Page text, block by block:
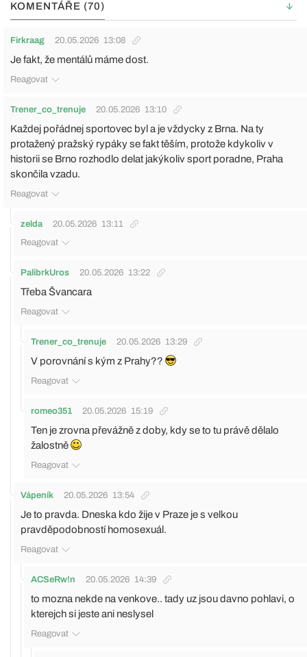
KOMENTÁŘE (70)
Firkraag 20.05.2026 13:08
Je fakt, že mentálů máme dost.
Reagovat
Trener_co_trenuje 20.05.2026 13:10
Každej pořádnej sportovec byl a je vždycky z Brna. Na ty
protažený pražský rypáky se fakt těším, protože kdykoliv v
historii se Brno rozhodlo delat jakýkoliv sport poradne, Praha
skončila vzadu.
Reagovat
zelda 20.05.2026 13:11
Reagovat
PalibrkUros 20.05.2026 13:22
Třeba Švancara
Reagovat
Trener_co_trenuje 20.05.2026 13:29
V porovnání s kým z Prahy??
Reagovat
romeo351 20.05.2026 15:19
Ten je zrovna převážně z doby, kdy se to tu právě dělalo
žalostně
Reagovat
Vápeník 20.05.2026 13:54
Je to pravda. Dneska kdo žije v Praze je s velkou
pravděpodobností homosexuál.
Reagovat
ACSeRw!n 20.05.2026 14:39
to mozna nekde na venkove.. tady uz jsou davno pohlavi, o
kterejch si jeste ani neslysel
Reagovat